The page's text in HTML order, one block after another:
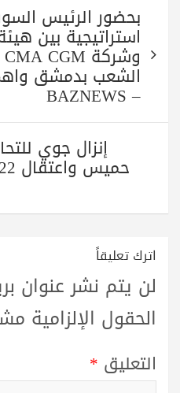
المقالات
بحضور الرئيس
استراتيجية بين
الشعب بدمشق
– BAZNEWS
إنزال جوي
اترك تعليقاً
لن يتم نشر عنوان
الحقول الإلزامية
التعليق *